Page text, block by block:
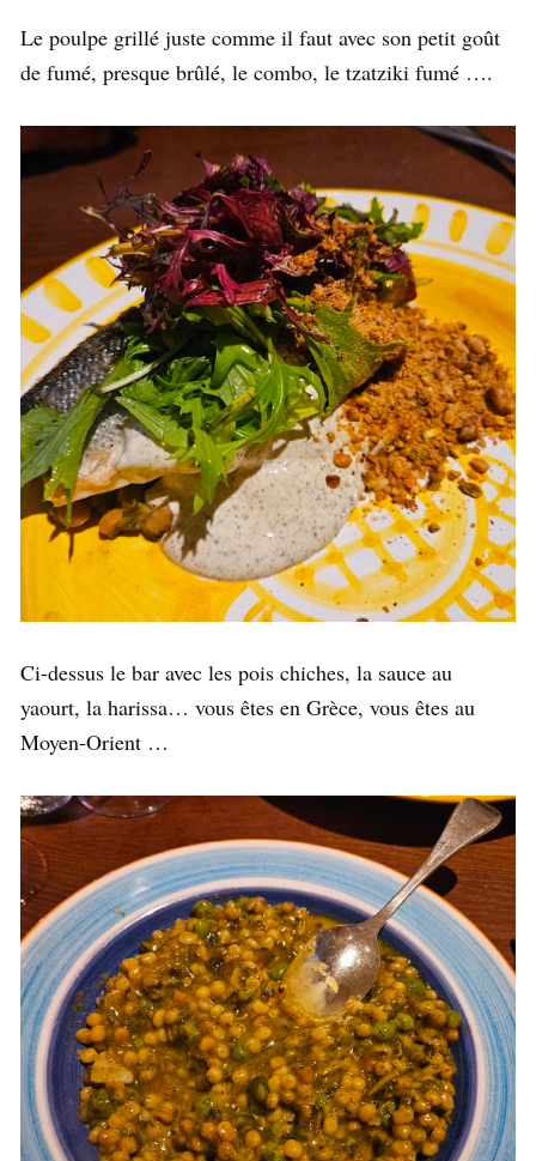
Le poulpe grillé juste comme il faut avec son petit goût
de fumé, presque brûlé, le combo, le tzatziki fumé ….
Ci-dessus le bar avec les pois chiches, la sauce au
yaourt, la harissa… vous êtes en Grèce, vous êtes au
Moyen-Orient …